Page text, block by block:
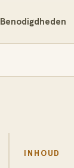
Benodigdheden
INHOUD